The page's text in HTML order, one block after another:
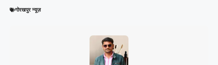
गोरखपुर न्यूज़